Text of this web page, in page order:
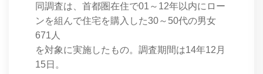
同調査は、首都圏在住で01～12年以内にロー
ンを組んで住宅を購入した30～50代の男女
671人
を対象に実施したもの。調査期間は14年12月
15日。